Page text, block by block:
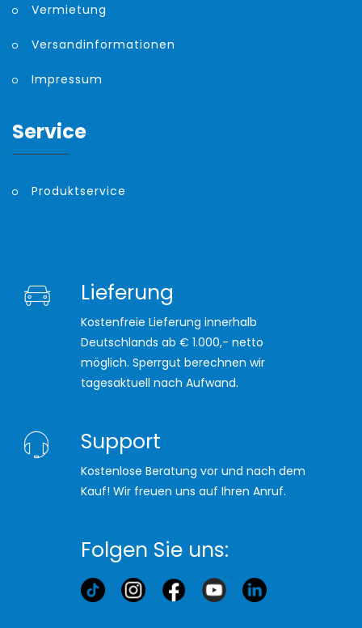
Vermietung
Versandinformationen
Impressum
Service
Produktservice
Lieferung
Kostenfreie Lieferung innerhalb
Deutschlands ab € 1.000,- netto
möglich. Sperrgut berechnen wir
tagesaktuell nach Aufwand.
Support
Kostenlose Beratung vor und nach dem
Kauf! Wir freuen uns auf Ihren Anruf.
Folgen Sie uns: